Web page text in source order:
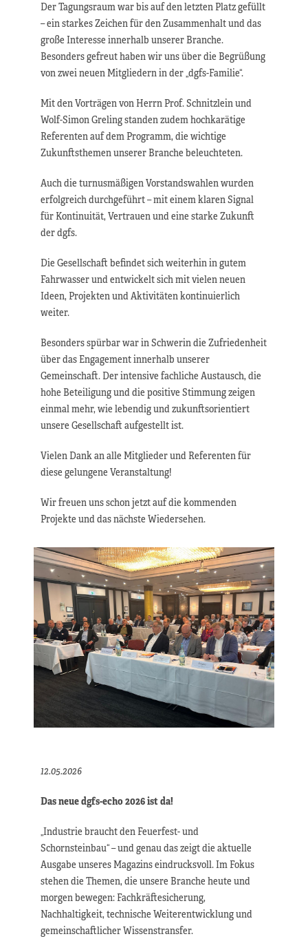
Der Tagungsraum war bis auf den letzten Platz gefüllt
– ein starkes Zeichen für den Zusammenhalt und das
große Interesse innerhalb unserer Branche.
Besonders gefreut haben wir uns über die Begrüßung
von zwei neuen Mitgliedern in der „dgfs-Familie“.
Mit den Vorträgen von Herrn Prof. Schnitzlein und
Wolf-Simon Greling standen zudem hochkarätige
Referenten auf dem Programm, die wichtige
Zukunftsthemen unserer Branche beleuchteten.
Auch die turnusmäßigen Vorstandswahlen wurden
erfolgreich durchgeführt – mit einem klaren Signal
für Kontinuität, Vertrauen und eine starke Zukunft
der dgfs.
Die Gesellschaft befindet sich weiterhin in gutem
Fahrwasser und entwickelt sich mit vielen neuen
Ideen, Projekten und Aktivitäten kontinuierlich
weiter.
Besonders spürbar war in Schwerin die Zufriedenheit
über das Engagement innerhalb unserer
Gemeinschaft. Der intensive fachliche Austausch, die
hohe Beteiligung und die positive Stimmung zeigen
einmal mehr, wie lebendig und zukunftsorientiert
unsere Gesellschaft aufgestellt ist.
Vielen Dank an alle Mitglieder und Referenten für
diese gelungene Veranstaltung!
Wir freuen uns schon jetzt auf die kommenden
Projekte und das nächste Wiedersehen.
12.05.2026
Das neue dgfs-echo 2026 ist da!
„Industrie braucht den Feuerfest- und
Schornsteinbau“ – und genau das zeigt die aktuelle
Ausgabe unseres Magazins eindrucksvoll. Im Fokus
stehen die Themen, die unsere Branche heute und
morgen bewegen: Fachkräftesicherung,
Nachhaltigkeit, technische Weiterentwicklung und
gemeinschaftlicher Wissenstransfer.